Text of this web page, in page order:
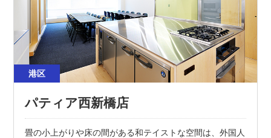
港区
パティア西新橋店
畳の小上がりや床の間がある和テイストな空間は、外国人